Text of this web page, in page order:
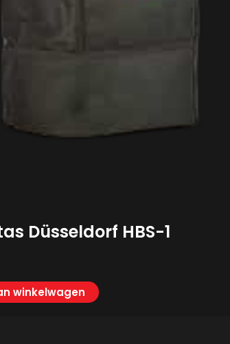
Düsseldorf HBS-1
winkelwagen